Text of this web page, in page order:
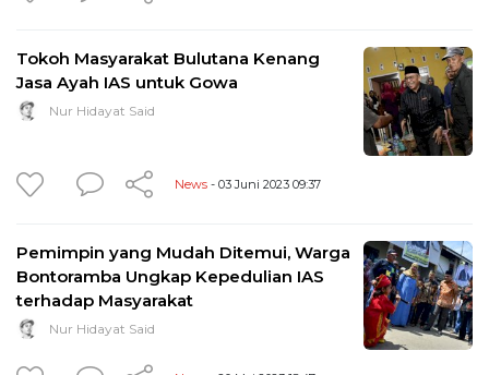
Tokoh Masyarakat Bulutana Kenang
Jasa Ayah IAS untuk Gowa
Nur Hidayat Said
News - 03 Juni 2023 09:37
Pemimpin yang Mudah Ditemui, Warga
Bontoramba Ungkap Kepedulian IAS
terhadap Masyarakat
Nur Hidayat Said